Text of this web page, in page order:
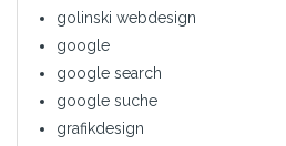
golinski webdesign
google
google search
google suche
grafikdesign